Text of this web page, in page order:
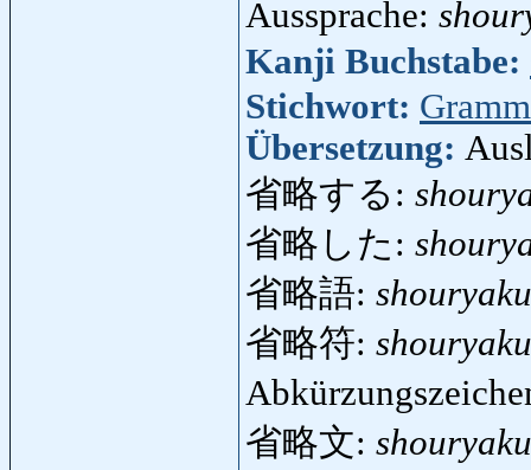
Aussprache:
Kanji Buchstabe:
Stichwort:
Übersetzung:
省略する:
省略した:
省略語:
省略符:
省略文: